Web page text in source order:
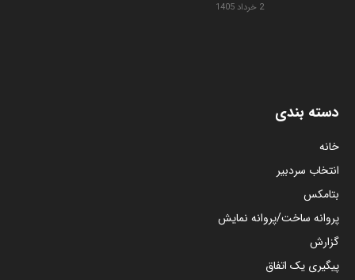
2 خرداد 1405
دسته بندی
خانه
انتخاب سردبیر
بتامکس
پروانه ساخت/پروانه نمایش
گزارش
پیگیری یک اتفاق